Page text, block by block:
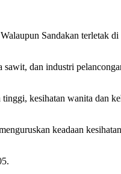
Sandakan terletak
sawit, dan industri
kesihatan wanita dan
keadaan